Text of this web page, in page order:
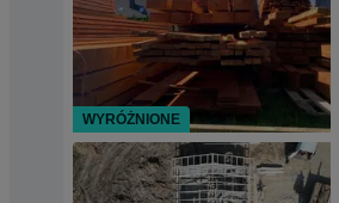
WYRÓŻNIONE